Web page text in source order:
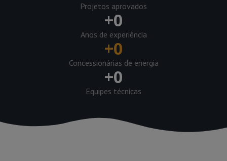
Projetos aprovados
+0
Anos de experiência
+0
Concessionárias de energia
+0
Equipes técnicas